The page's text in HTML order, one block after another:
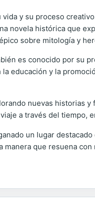
y su proceso
novela histórica que
sobre mitología y
es conocido por su
educación y la
nuevas historias
a través del
un lugar
que resuena